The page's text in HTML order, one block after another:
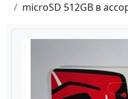
microSD 512GB в